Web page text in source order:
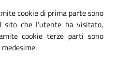
cookie di prima parte sono
sito che l’utente ha visitato,
cookie terze parti sono